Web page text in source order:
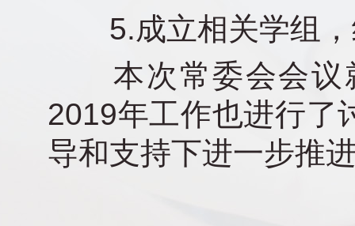
5.成立相关学组，
本次常委会会议
2019年工作也进行了
导和支持下进一步推